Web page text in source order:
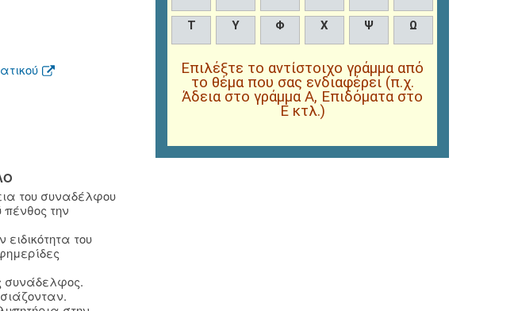
του συναδέλφου
την
του
συνάδελφος.
Τ Υ Φ Χ Ψ Ω
Επιλέξτε το αντίστοιχο γράμμα από
το θέμα που σας ενδιαφέρει (π.χ.
Άδεια στο γράμμα Α, Επιδόματα στο
Ε κτλ.)